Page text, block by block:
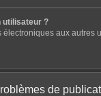
utilisateur ?
aux
de